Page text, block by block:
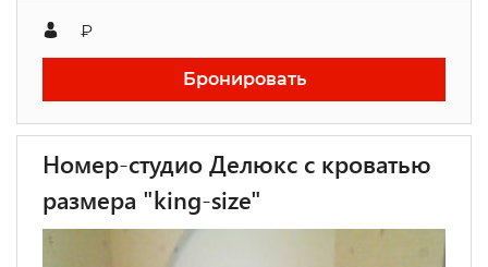
₽
Бронировать
Номер-студио Делюкс с кроватью
размера "king-size"